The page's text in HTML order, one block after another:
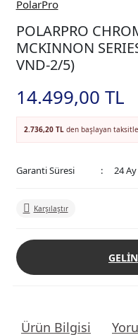
PolarPro
POLARPRO
MCKINNON
VND-2/5)
14.499,00 TL
2.736,20 TLden başlayan
Garanti Süresi 24 Ay
Karşılaştır
Ürün Bilgisi